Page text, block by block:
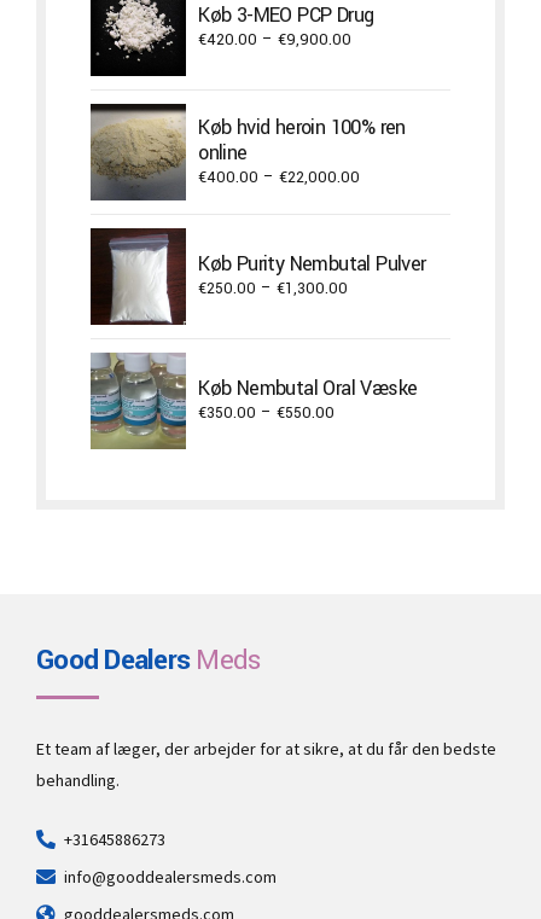
€2,000.00
Køb 3-MEO PCP Drug
€420.00 – €9,900.00
through
€9,900.00
Køb hvid heroin 100% ren
online
€400.00 – €22,000.00
through
€22,000.00
Køb Purity Nembutal Pulver
€250.00 – €1,300.00
€1,300.00
Køb Nembutal Oral Væske
€350.00 – €550.00
Good DealersMeds
Et team af læger, der arbejder for at sikre, at du får den bedste
behandling.
+31645886273
info@gooddealersmeds.com
gooddealersmeds.com